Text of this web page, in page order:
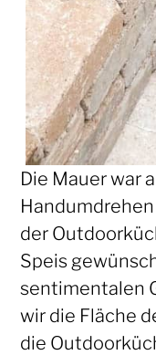
Die Mauer war
der
Speis
sentimentalen
wir die Fläche
die